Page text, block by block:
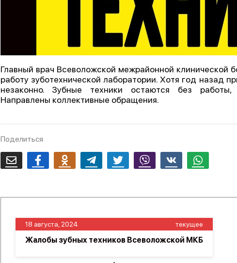
Главный врач Всеволожской межрайонной клинической
работу зуботехнической лаборатории. Хотя год назад
незаконно. Зубные техники остаются без работы,
Направлены коллективные обращения.
Поделиться
Email FacebookOdnoklassnikiTelegram Twitter Viber Whatsapp
18 августа, 2024 текущее
Жалобы зубных техников Всеволожской МКБ